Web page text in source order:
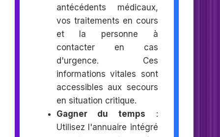
antécédents médicaux,
vos traitements en cours
et la personne à
contacter en cas
d'urgence. Ces
informations vitales sont
accessibles aux secours
en situation critique.
Gagner du temps :
Utilisez l'annuaire intégré